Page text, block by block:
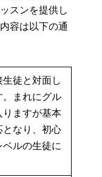
スンを提供し
容は以下の通
徒と対面し
まれにグル
ますが基本
なり、初心
ルの生徒に